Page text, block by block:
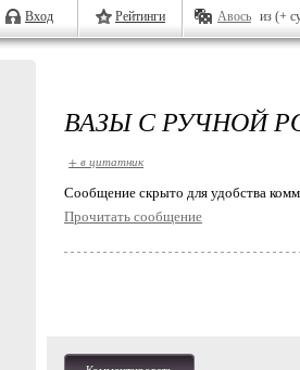
Вход Рейтинги Авось из (+
ВАЗЫ С РУЧНОЙ
+ в цитатник
Cообщение скрыто для удобства
Прочитать сообщение